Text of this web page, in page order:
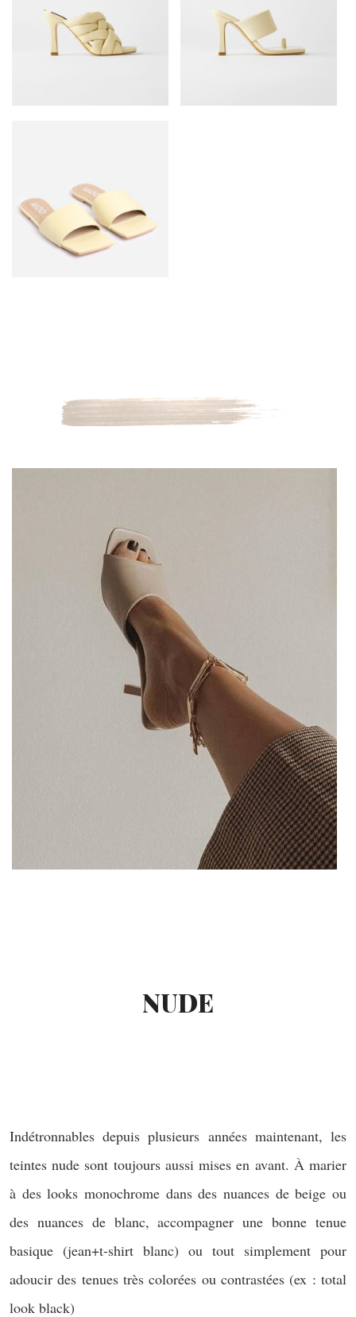
NUDE
Indétronnables depuis plusieurs années maintenant, les
teintes nude sont toujours aussi mises en avant. À marier
à des looks monochrome dans des nuances de beige ou
des nuances de blanc, accompagner une bonne tenue
basique (jean+t-shirt blanc) ou tout simplement pour
adoucir des tenues très colorées ou contrastées (ex : total
look black)